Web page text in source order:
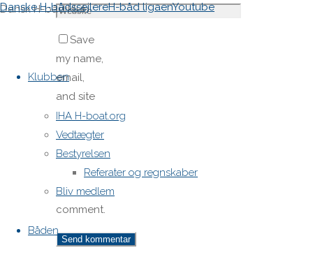
Dansk H-båd klub
Danske H-bådssejlereH-båd ligaenYoutube
Klubben
IHA H-boat.org
Vedtægter
Bestyrelsen
Referater og regnskaber
Bliv medlem
Båden
Save
my name,
email,
and site
URL in my
browser
for next
time I
post a
comment.